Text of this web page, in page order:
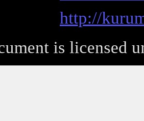
http://
is licensed